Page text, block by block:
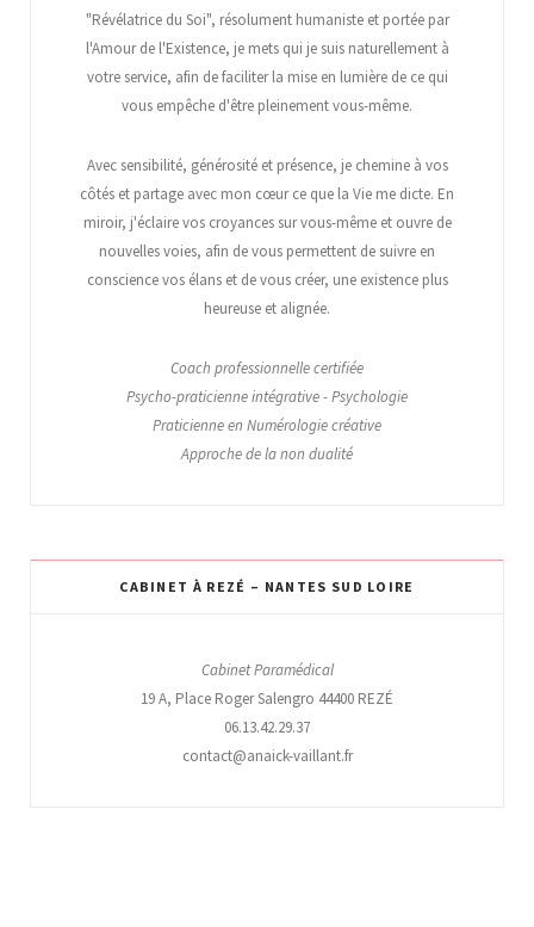
"Révélatrice du Soi", résolument humaniste et portée par
l'Amour de l'Existence, je mets qui je suis naturellement à
votre service, afin de faciliter la mise en lumière de ce qui
vous empêche d'être pleinement vous-même.
Avec sensibilité, générosité et présence, je chemine à vos
côtés et partage avec mon cœur ce que la Vie me dicte. En
miroir, j'éclaire vos croyances sur vous-même et ouvre de
nouvelles voies, afin de vous permettent de suivre en
conscience vos élans et de vous créer, une existence plus
heureuse et alignée.
Coach professionnelle certifiée
Psycho-praticienne intégrative - Psychologie
Praticienne en Numérologie créative
Approche de la non dualité
CABINET À REZÉ – NANTES SUD LOIRE
Cabinet Paramédical
19 A, Place Roger Salengro 44400 REZÉ
06.13.42.29.37
contact@anaick-vaillant.fr